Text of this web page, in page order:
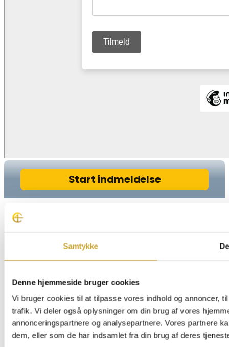
Samtykke
Denne hjemmeside bruger cookies
Vi bruger cookies til at tilpasse vores indhold og annoncer,
trafik. Vi deler også oplysninger om din brug af vores
annonceringspartnere og analysepartnere. Vores partnere
dem, eller som de har indsamlet fra din brug af deres